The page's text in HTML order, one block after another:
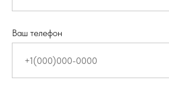
Ваш телефон